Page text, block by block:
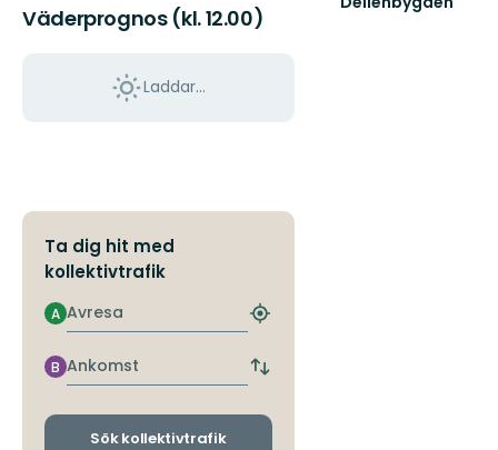
Väderprognos (kl. 12.00)
Laddar...
Ta dig hit med
kollektivtrafik
Avresa
A
Hitta
hållplats
Ankomst
B
Byt
och
Sök kollektivtrafik